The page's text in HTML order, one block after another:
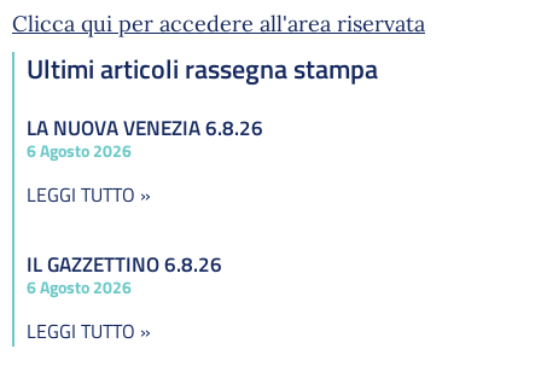
Clicca qui per accedere all'area riservata
Ultimi articoli rassegna stampa
LA NUOVA VENEZIA 6.8.26
6 Agosto 2026
LEGGI TUTTO »
IL GAZZETTINO 6.8.26
6 Agosto 2026
LEGGI TUTTO »